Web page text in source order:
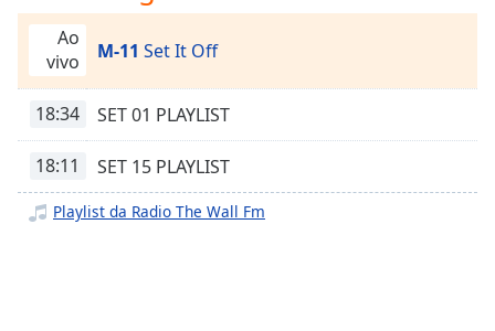
settings
dialog
subtitles
selected
Audio
Ao
vivo
M-11 Set It Off
18:34 SET 01 PLAYLIST
18:11 SET 15 PLAYLIST
Playlist da Radio The Wall Fm